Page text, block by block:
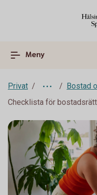
Meny
Privat
Bostad
Checklista för